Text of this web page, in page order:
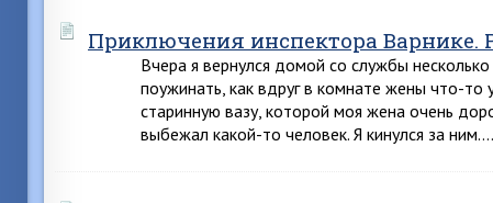
Приключения инспектора Варнике.
Вчера я вернулся домой со службы
поужинать, как вдруг в комнате жены что-
старинную вазу, которой моя жена очень
выбежал какой-то человек. Я кинулся за ним….